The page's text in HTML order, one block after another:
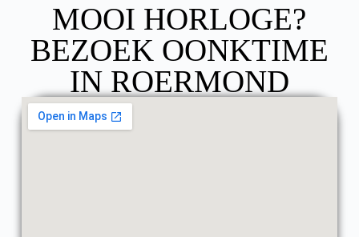
MOOI HORLOGE?
BEZOEK OONKTIME
IN ROERMOND